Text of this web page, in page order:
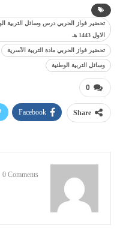
تحضير فواز الحربي درس وسائل التربية
الاول 1443 هـ
تحضير فواز الحربي مادة التربية الأسرية
وسائل التربية الوطنية
0
Share
Facebook
0 Comments